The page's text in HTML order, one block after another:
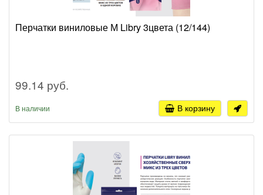
Перчатки виниловые М Libry 3цвета (12/144)
99.14 руб.
В наличии В корзину